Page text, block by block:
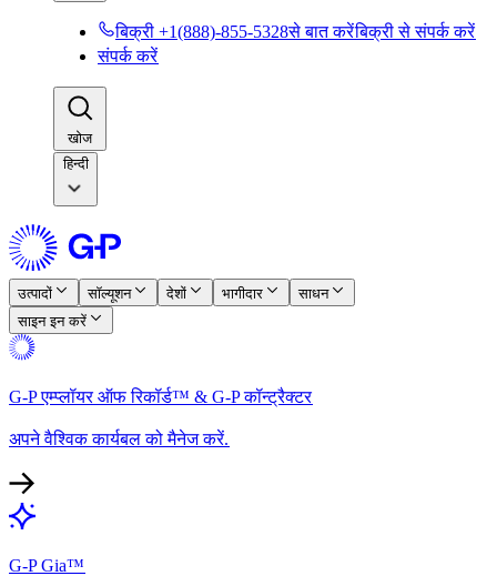
बिक्री +1(888)-855-5328से बात करें​​बिक्री से संपर्क करें​​
संपर्क करें​​
खोज​​
हिन्दी
उत्पादों​​ सॉल्यूशन​​ देशों​​ भागीदार​​
साधन​​
साइन इन करें​​
G-P एम्प्लॉयर ऑफ रिकॉर्ड™ & G-P कॉन्ट्रैक्टर​​
अपने वैश्विक कार्यबल को मैनेज करें.​​
G-P Gia™​​